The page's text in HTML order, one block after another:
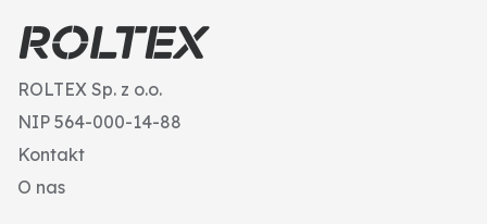
ROLTEX Sp. z o.o.
NIP 564-000-14-88
Kontakt
O nas